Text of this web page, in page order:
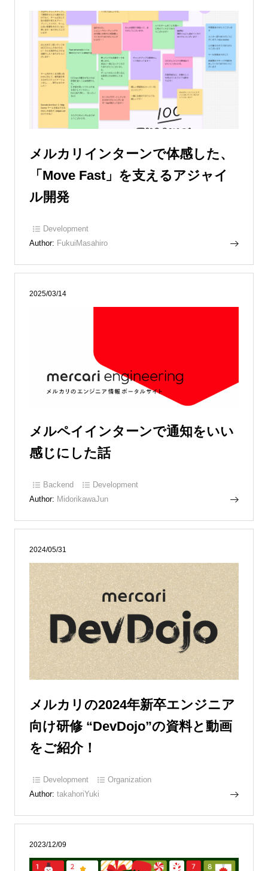
メルカリインターンで体感した、
「Move Fast」を支えるアジャイ
ル開発
Development
Author: FukuiMasahiro
2025/03/14
メルペイインターンで通知をいい
感じにした話
Backend
Development
Author: MidorikawaJun
2024/05/31
メルカリの2024年新卒エンジニア
向け研修 “DevDojo”の資料と動画
をご紹介！
Development
Organization
Author: takahoriYuki
2023/12/09